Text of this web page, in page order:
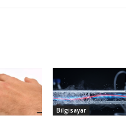
Bilgisayar